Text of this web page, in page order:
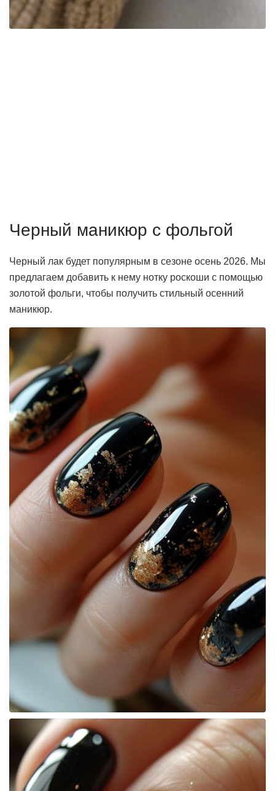
Черный маникюр с фольгой
Черный лак будет популярным в сезоне осень 2026. Мы
предлагаем добавить к нему нотку роскоши с помощью
золотой фольги, чтобы получить стильный осенний
маникюр.